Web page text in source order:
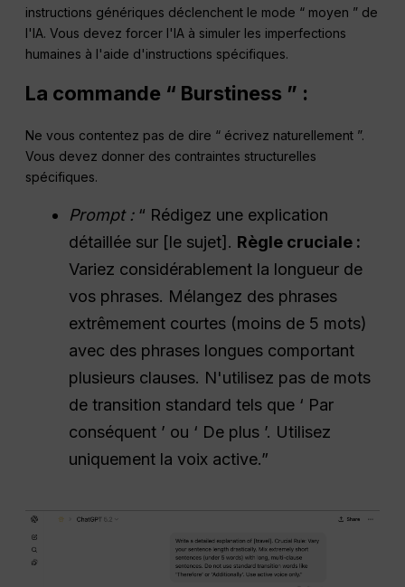
instructions génériques déclenchent le mode “ moyen ” de
l'IA. Vous devez forcer l'IA à simuler les imperfections
humaines à l'aide d'instructions spécifiques.
La commande “ Burstiness ” :
Ne vous contentez pas de dire “ écrivez naturellement ”.
Vous devez donner des contraintes structurelles
spécifiques.
Prompt :“ Rédigez une explication
détaillée sur [le sujet]. Règle cruciale :
Variez considérablement la longueur de
vos phrases. Mélangez des phrases
extrêmement courtes (moins de 5 mots)
avec des phrases longues comportant
plusieurs clauses. N'utilisez pas de mots
de transition standard tels que ‘ Par
conséquent ’ ou ‘ De plus ’. Utilisez
uniquement la voix active.”